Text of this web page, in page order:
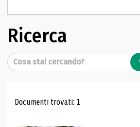
Ricerca
Cerca
Risultati di ricerca
Documenti trovati: 1